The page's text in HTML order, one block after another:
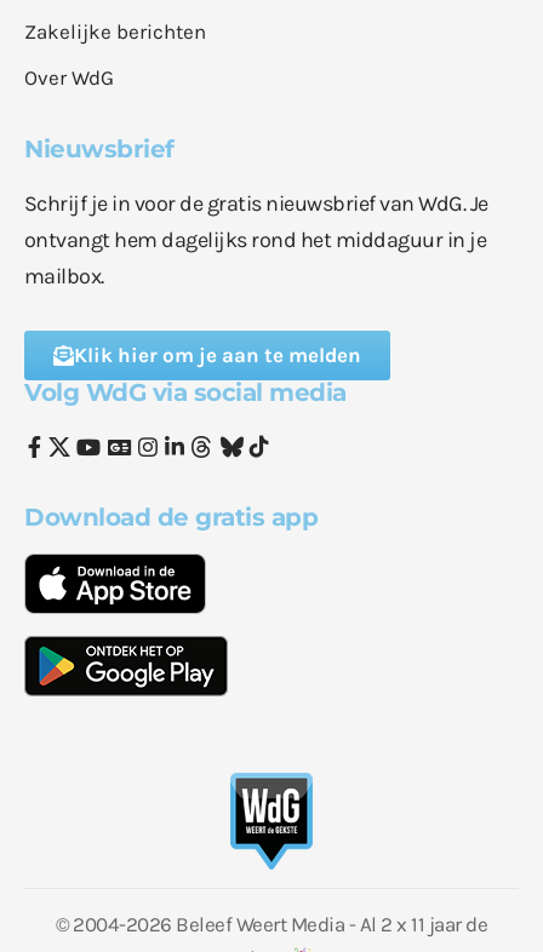
Zakelijke berichten
Over WdG
Nieuwsbrief
Schrijf je in voor de gratis nieuwsbrief van WdG. Je
ontvangt hem dagelijks rond het middaguur in je
mailbox.
Klik hier om je aan te melden
Volg WdG via social media
Download de gratis app
© 2004-2026 Beleef Weert Media - Al 2 x 11 jaar de